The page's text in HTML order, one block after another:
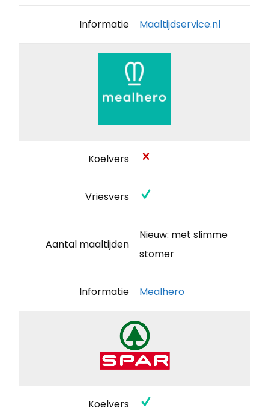
Informatie Maaltijdservice.nl
Koelvers
Vriesvers
Aantal maaltijden
Nieuw: met slimme
stomer
Informatie Mealhero
Koelvers